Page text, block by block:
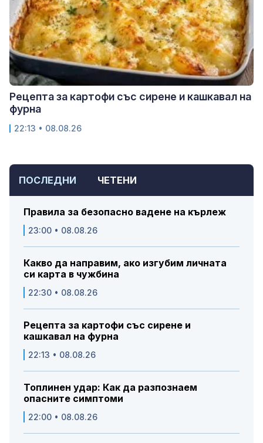
ПОСЛЕДНИ ЧЕТЕНИ
Правила за безопасно вадене на кърлеж
23:00 • 08.08.26
Какво да направим, ако изгубим личната
си карта в чужбина
22:30 • 08.08.26
Рецепта за картофи със сирене и
кашкавал на фурна
22:13 • 08.08.26
Топлинен удар: Как да разпознаем
опасните симптоми
22:00 • 08.08.26
Рецепта за картофи със сирене и кашкавал на
фурна
22:13 • 08.08.26